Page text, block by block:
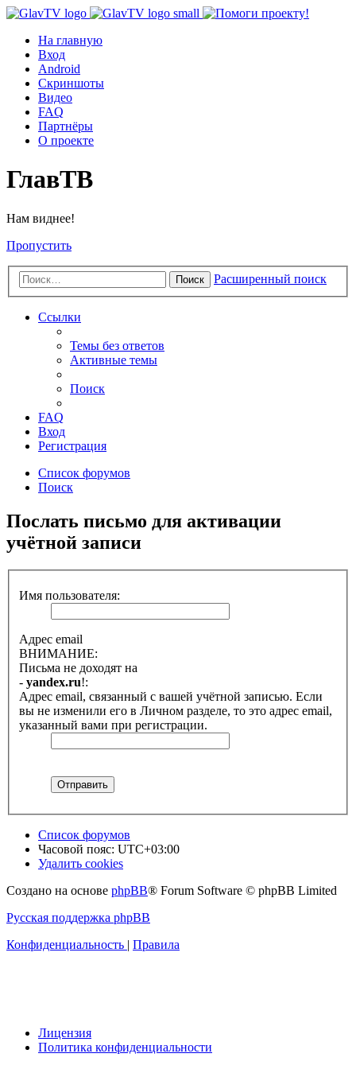
На главную
Вход
Android
Скриншоты
Видео
FAQ
Партнёры
О проекте
ГлавТВ
Нам виднее!
Пропустить
Поиск Расширенный поиск
Ссылки
Темы без ответов
Активные темы
Поиск
FAQ
Вход
Регистрация
Список форумов
Поиск
Послать письмо для активации
учётной записи
Имя пользователя:
Адрес email
ВНИМАНИЕ:
Письма не доходят на
- yandex.ru!:
Адрес email, связанный с вашей учётной записью. Если
вы не изменили его в Личном разделе, то это адрес email,
указанный вами при регистрации.
Список форумов
Часовой пояс: UTC+03:00
Удалить cookies
Создано на основе phpBB® Forum Software © phpBB Limited
Русская поддержка phpBB
Конфиденциальность | Правила
Лицензия
Политика конфиденциальности